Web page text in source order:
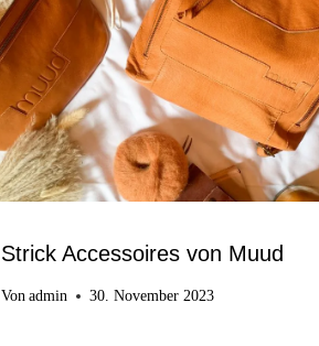
Strick Accessoires von Muud
Von admin 30. November 2023